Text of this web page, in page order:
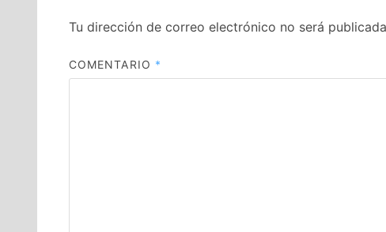
Tu dirección de correo electrónico no será
COMENTARIO *